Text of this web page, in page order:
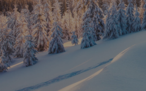
Engagements
Contact